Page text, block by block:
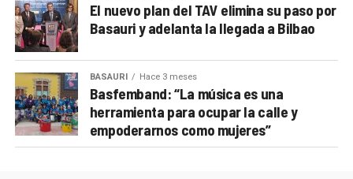
El nuevo plan del TAV elimina su paso por
Basauri y adelanta la llegada a Bilbao
BASAURI Hace 3 meses
Basfemband: “La música es una
herramienta para ocupar la calle y
empoderarnos como mujeres”